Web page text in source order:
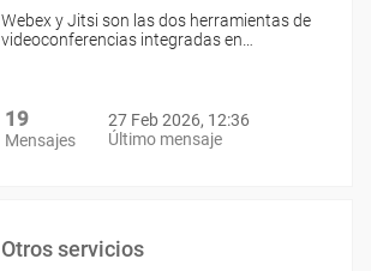
Webex y Jitsi son las dos herramientas de
videoconferencias integradas en…
19
Mensajes
27 Feb 2026, 12:36
Último mensaje
Otros servicios